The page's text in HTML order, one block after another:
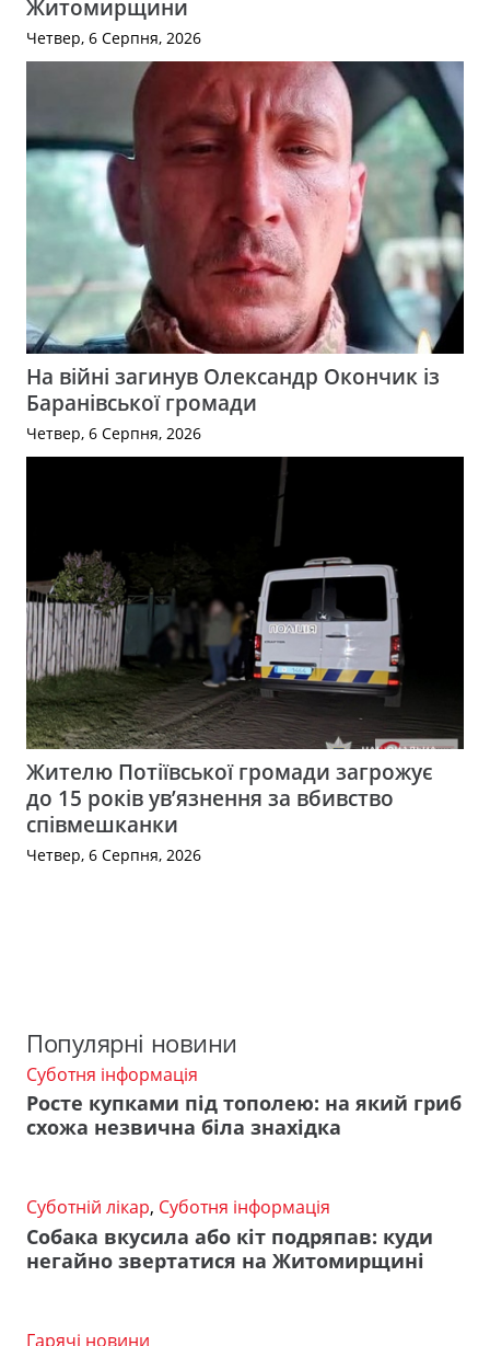
Житомирщини
Четвер, 6 Серпня, 2026
На війні загинув Олександр Окончик із
Баранівської громади
Четвер, 6 Серпня, 2026
Жителю Потіївської громади загрожує
до 15 років ув’язнення за вбивство
співмешканки
Четвер, 6 Серпня, 2026
Популярні новини
Суботня інформація
Росте купками під тополею: на який гриб
схожа незвична біла знахідка
Суботній лікар, Суботня інформація
Собака вкусила або кіт подряпав: куди
негайно звертатися на Житомирщині
Гарячі новини